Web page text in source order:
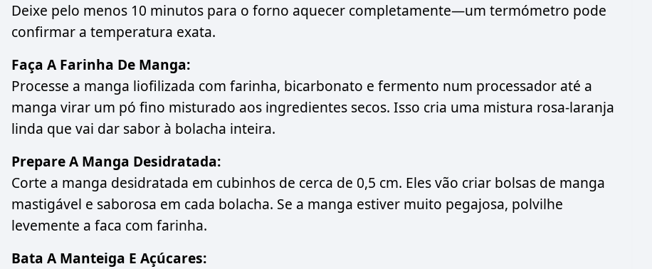
Deixe pelo menos 10 minutos para o forno aquecer completamente—um termómetro pode
confirmar a temperatura exata.
Faça A Farinha De Manga:
Processe a manga liofilizada com farinha, bicarbonato e fermento num processador até a
manga virar um pó fino misturado aos ingredientes secos. Isso cria uma mistura rosa-laranja
linda que vai dar sabor à bolacha inteira.
Prepare A Manga Desidratada:
Corte a manga desidratada em cubinhos de cerca de 0,5 cm. Eles vão criar bolsas de manga
mastigável e saborosa em cada bolacha. Se a manga estiver muito pegajosa, polvilhe
levemente a faca com farinha.
Bata A Manteiga E Açúcares: